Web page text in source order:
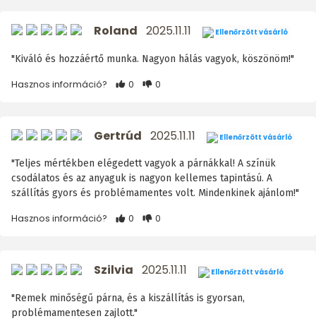
Roland 2025.11.11 Ellenőrzött vásárló
"Kiváló és hozzáértő munka. Nagyon hálás vagyok, köszönöm!"
Hasznos információ? 0 0
Gertrúd 2025.11.11 Ellenőrzött vásárló
"Teljes mértékben elégedett vagyok a párnákkal! A színük
csodálatos és az anyaguk is nagyon kellemes tapintású. A
szállítás gyors és problémamentes volt. Mindenkinek ajánlom!"
Hasznos információ? 0 0
Szilvia 2025.11.11 Ellenőrzött vásárló
"Remek minőségű párna, és a kiszállítás is gyorsan,
problémamentesen zajlott."